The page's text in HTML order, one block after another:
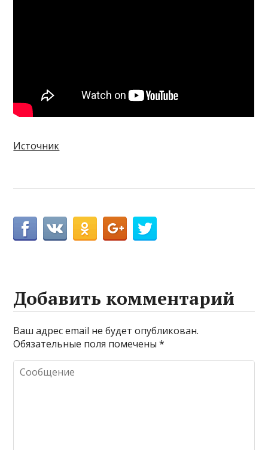
Источник
Добавить комментарий
Ваш адрес email не будет опубликован.
Обязательные поля помечены*